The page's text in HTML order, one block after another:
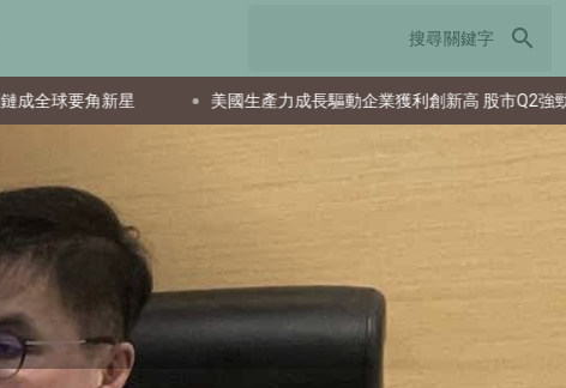
search
美國生產力成長驅動企業獲利創新高 股市Q2強勁反彈 日